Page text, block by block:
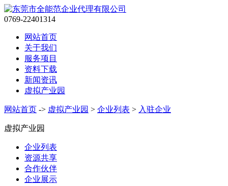
0769-22401314
网站首页
关于我们
服务项目
资料下载
新闻资讯
虚拟产业园
网站首页 -> 虚拟产业园 > 企业列表 > 入驻企业
虚拟产业园
企业列表
资源共享
合作伙伴
企业展示